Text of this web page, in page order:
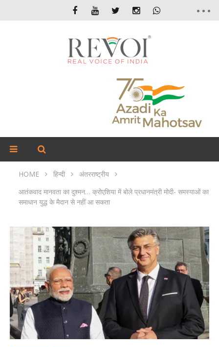
HOME हिन्दी
अंतरराष्ट्रीय
आतंकवाद मानवता का दुश्मन… क्रोएशिया में बोले प्रधानमंत्री मोदी- समस्याओं का
समाधान युद्ध के मैदान से नहीं आ सकता